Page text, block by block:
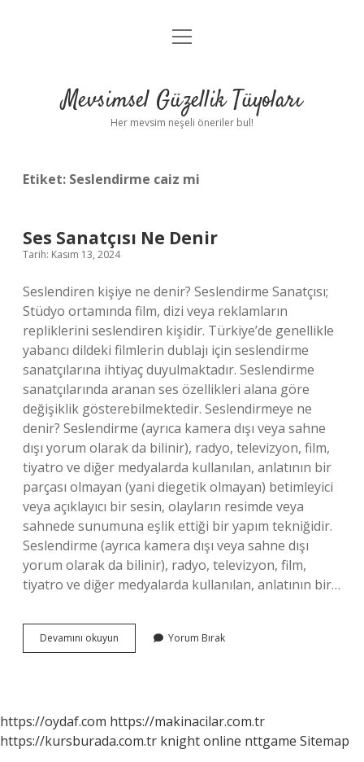
Anasayfa
Yasal Uyarı
menüyü
Mevsimsel Güzellik Tüyoları
Her mevsim neşeli öneriler bul!
Etiket: Seslendirme caiz mi
Ses Sanatçısı Ne Denir
Tarih: Kasım 13, 2024
Seslendiren kişiye ne denir? Seslendirme Sanatçısı;
Stüdyo ortamında film, dizi veya reklamların
repliklerini seslendiren kişidir. Türkiye’de genellikle
yabancı dildeki filmlerin dublajı için seslendirme
sanatçılarına ihtiyaç duyulmaktadır. Seslendirme
sanatçılarında aranan ses özellikleri alana göre
değişiklik gösterebilmektedir. Seslendirmeye ne
denir? Seslendirme (ayrıca kamera dışı veya sahne
dışı yorum olarak da bilinir), radyo, televizyon, film,
tiyatro ve diğer medyalarda kullanılan, anlatının bir
parçası olmayan (yani diegetik olmayan) betimleyici
veya açıklayıcı bir sesin, olayların resimde veya
sahnede sunumuna eşlik ettiği bir yapım tekniğidir.
Seslendirme (ayrıca kamera dışı veya sahne dışı
yorum olarak da bilinir), radyo, televizyon, film,
tiyatro ve diğer medyalarda kullanılan, anlatının bir…
Devamını okuyun
Sanatçısı
Yorum Bırak
https://oydaf.com https://makinacilar.com.tr
https://kursburada.com.tr knight online nttgame Sitemap